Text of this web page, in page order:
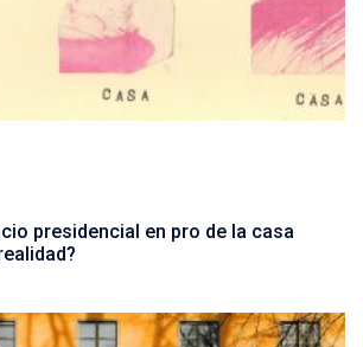
presidencial en pro de la casa